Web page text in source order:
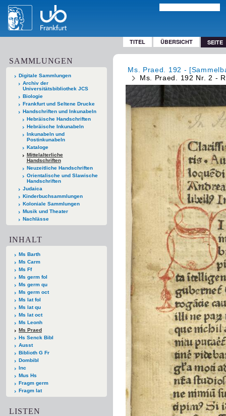
TITEL ÜBERSICHT SEITE
SAMMLUNGEN
Digitale Sammlungen
Archiv der
Universitätsbibliothek JCS
Biologie
Frankfurt und Seltene Drucke
Handschriften und Inkunabeln
Hebräische Handschriften
Hebräische Inkunabeln
Inkunabeln und
Postinkunabeln
Kataloge
Mittelalterliche
Handschriften
Neuzeitliche Handschriften
Orientalische und Slawische
Handschriften
Judaica
Kinderbuchsammlungen
Koloniale Sammlungen
Musik und Theater
Nachlässe
INHALT
Ms Barth
Ms Carm
Ms Ff
Ms germ fol
Ms germ qu
Ms germ oct
Ms lat fol
Ms lat qu
Ms lat oct
Ms Leonh
Ms Praed
Hs Senck Bibl
Ausst
Biblioth G Fr
Dombibl
Inc
Mus Hs
Fragm germ
Fragm lat
LISTEN
Ms. Praed. 192 -
Ms. Praed. 192 Nr. 2 -